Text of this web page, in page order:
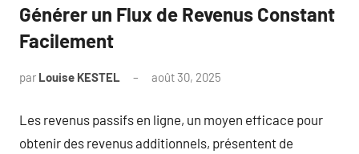
Générer un Flux de Revenus Constant
Facilement
par Louise KESTEL août 30, 2025
Les revenus passifs en ligne, un moyen efficace pour
obtenir des revenus additionnels, présentent de